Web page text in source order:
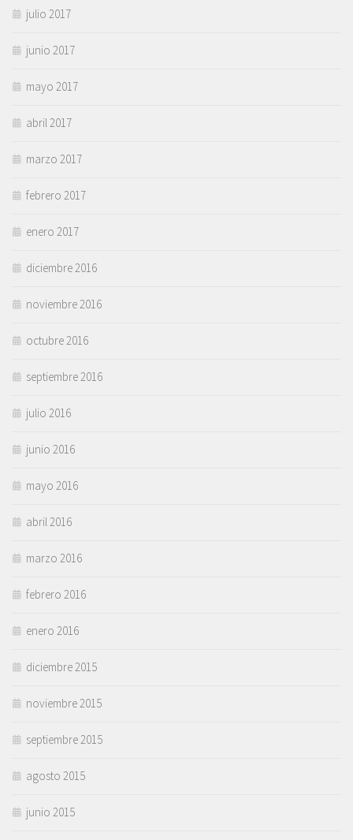
julio 2017
junio 2017
mayo 2017
abril 2017
marzo 2017
febrero 2017
enero 2017
diciembre 2016
noviembre 2016
octubre 2016
septiembre 2016
julio 2016
junio 2016
mayo 2016
abril 2016
marzo 2016
febrero 2016
enero 2016
diciembre 2015
noviembre 2015
septiembre 2015
agosto 2015
junio 2015